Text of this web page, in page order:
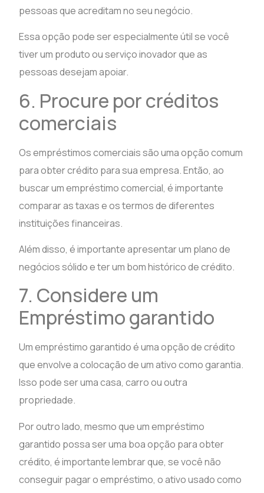
pessoas que acreditam no seu negócio.
Essa opção pode ser especialmente útil se você
tiver um produto ou serviço inovador que as
pessoas desejam apoiar.
6. Procure por créditos
comerciais
Os empréstimos comerciais são uma opção comum
para obter crédito para sua empresa. Então, ao
buscar um empréstimo comercial, é importante
comparar as taxas e os termos de diferentes
instituições financeiras.
Além disso, é importante apresentar um plano de
negócios sólido e ter um bom histórico de crédito.
7. Considere um
Empréstimo garantido
Um empréstimo garantido é uma opção de crédito
que envolve a colocação de um ativo como garantia.
Isso pode ser uma casa, carro ou outra
propriedade.
Por outro lado, mesmo que um empréstimo
garantido possa ser uma boa opção para obter
crédito, é importante lembrar que, se você não
conseguir pagar o empréstimo, o ativo usado como